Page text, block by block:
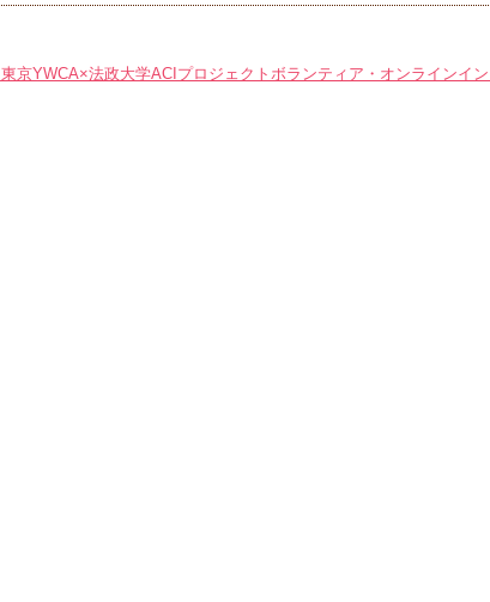
東京YWCA×法政大学ACIプロジェクトボランティア・オンラインイ